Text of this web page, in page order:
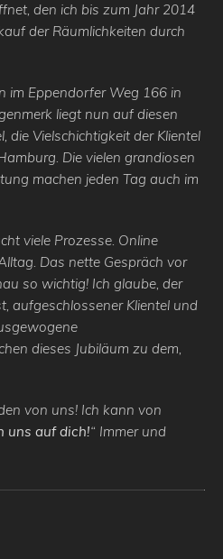
den ich bis zum Jahr 2014
der Räumlichkeiten durch
im Eppendorfer Weg 166 in
liegt nun auf diesen
die Vielschichtigkeit der Klientel
Die vielen grandiosen
machen jeden Tag auch im
viele Prozesse. Online
Das nette Gespräch vor
so wichtig! Ich glaube, der
aufgeschlossener Klientel und
dieses Jubiläum zu dem,
von uns! Ich kann von
uns auf dich!“ Immer und